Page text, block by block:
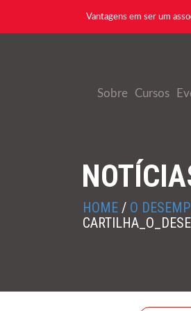
Vantagens em ser um
Sobre Cursos
HOME / O